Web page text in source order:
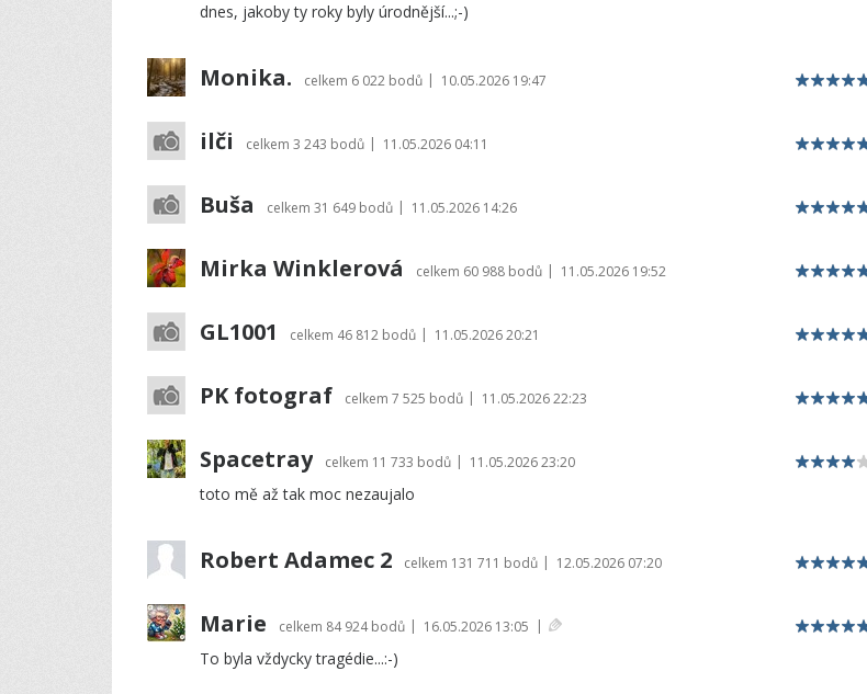
dnes, jakoby ty roky byly úrodnější...;-)
Monika. celkem 6 022 bodů | 10.05.2026 19:47
ilči celkem 3 243 bodů | 11.05.2026 04:11
Buša celkem 31 649 bodů | 11.05.2026 14:26
Mirka Winklerová celkem 60 988 bodů | 11.05.2026 19:52
GL1001 celkem 46 812 bodů | 11.05.2026 20:21
PK fotograf celkem 7 525 bodů | 11.05.2026 22:23
Spacetray celkem 11 733 bodů | 11.05.2026 23:20
toto mě až tak moc nezaujalo
Robert Adamec 2 celkem 131 711 bodů | 12.05.2026 07:20
Marie celkem 84 924 bodů | 16.05.2026 13:05 |
To byla vždycky tragédie...:-)